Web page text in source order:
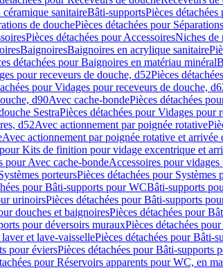
sanitaireBâti-supportsPièces
de douchePièces détachées pour
Pièces détachées pour AccessoiresNiches de
BaignoiresBaignoires en acrylique sanitaire
détachées pour Baignoires en matériau minéral
pour receveurs de douche, d52Pièces
pour Vidages pour receveurs de douche,
d90Avec cache-bondePièces détachées
SestraPièces détachées pour Vidages pour
d52Avec actionnement par poignée rotative
Avec actionnement par poignée rotative et arrivée
Kits de finition pour vidage excentrique et
pour Avec cache-bondeAccessoires pour
porteursPièces détachées pour Systèmes
pour Bâti-supports pour WCBâti-supports
urinoirsPièces détachées pour Bâti-supports
douches et baignoiresPièces détachées pour
pour déversoirs murauxPièces détachées
et lave-vaissellePièces détachées pour Bâti-
pour éviersPièces détachées pour Bâti-supports
pour Réservoirs apparents pour WC, en